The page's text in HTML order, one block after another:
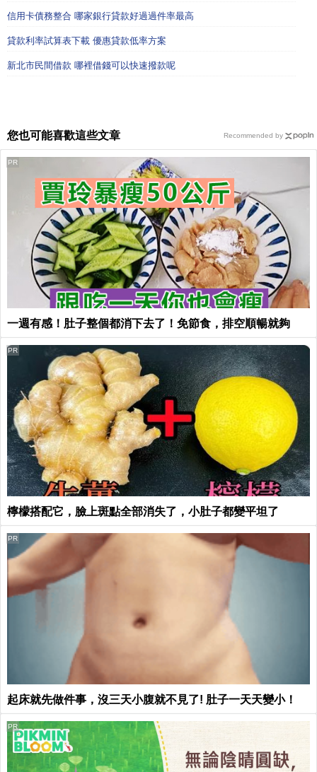
信用卡債務整合 哪家銀行貸款好過過件率最高
貸款利率試算表下載 優惠貸款低率方案
新北市民間借款 哪裡借錢可以快速撥款呢
您也可能喜歡這些文章
一週有感！肚子整個都消下去了！免節食，排空順暢就夠
PR
檸檬搭配它，臉上斑點全部消失了，小肚子都變平坦了
PR
起床就先做件事，沒三天小腹就不見了! 肚子一天天變小！
PR
PR
Recommended by